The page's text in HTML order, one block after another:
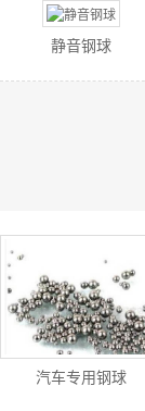
静音钢球
汽车专用钢球